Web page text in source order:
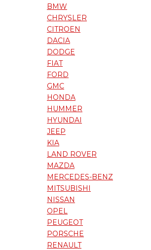
BMW
CHRYSLER
CITROEN
DACIA
DODGE
FIAT
FORD
GMC
HONDA
HUMMER
HYUNDAI
JEEP
KIA
LAND ROVER
MAZDA
MERCEDES-BENZ
MITSUBISHI
NISSAN
OPEL
PEUGEOT
PORSCHE
RENAULT